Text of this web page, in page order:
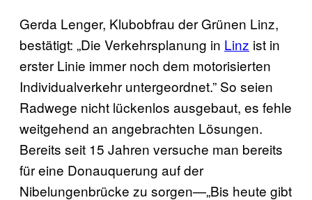
Gerda Lenger, Klubobfrau der Grünen Linz,
bestätigt: „Die Verkehrsplanung in Linz ist in
erster Linie immer noch dem motorisierten
Individualverkehr untergeordnet.” So seien
Radwege nicht lückenlos ausgebaut, es fehle
weitgehend an angebrachten Lösungen.
Bereits seit 15 Jahren versuche man bereits
für eine Donauquerung auf der
Nibelungenbrücke zu sorgen—„Bis heute gibt